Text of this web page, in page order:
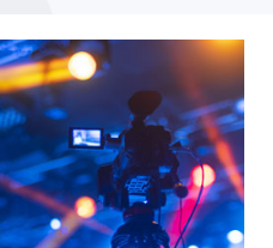
Inail viene